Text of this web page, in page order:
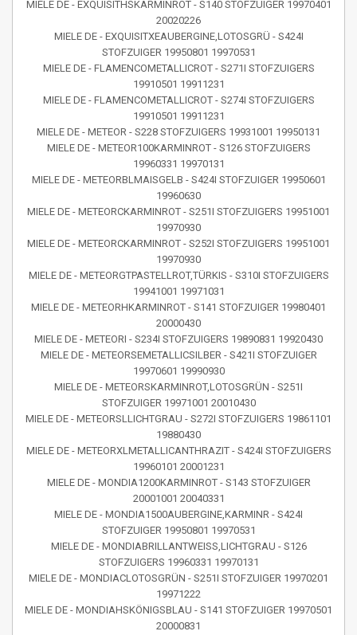
MIELE DE - EXQUISITHSKARMINROT - S140 STOFZUIGER 19970401
20020226
MIELE DE - EXQUISITXEAUBERGINE,LOTOSGRÜ - S424I
STOFZUIGER 19950801 19970531
MIELE DE - FLAMENCOMETALLICROT - S271I STOFZUIGERS
19910501 19911231
MIELE DE - FLAMENCOMETALLICROT - S274I STOFZUIGERS
19910501 19911231
MIELE DE - METEOR - S228 STOFZUIGERS 19931001 19950131
MIELE DE - METEOR100KARMINROT - S126 STOFZUIGERS
19960331 19970131
MIELE DE - METEORBLMAISGELB - S424I STOFZUIGER 19950601
19960630
MIELE DE - METEORCKARMINROT - S251I STOFZUIGERS 19951001
19970930
MIELE DE - METEORCKARMINROT - S252I STOFZUIGERS 19951001
19970930
MIELE DE - METEORGTPASTELLROT,TÜRKIS - S310I STOFZUIGERS
19941001 19971031
MIELE DE - METEORHKARMINROT - S141 STOFZUIGER 19980401
20000430
MIELE DE - METEORI - S234I STOFZUIGERS 19890831 19920430
MIELE DE - METEORSEMETALLICSILBER - S421I STOFZUIGER
19970601 19990930
MIELE DE - METEORSKARMINROT,LOTOSGRÜN - S251I
STOFZUIGER 19971001 20010430
MIELE DE - METEORSLLICHTGRAU - S272I STOFZUIGERS 19861101
19880430
MIELE DE - METEORXLMETALLICANTHRAZIT - S424I STOFZUIGERS
19960101 20001231
MIELE DE - MONDIA1200KARMINROT - S143 STOFZUIGER
20001001 20040331
MIELE DE - MONDIA1500AUBERGINE,KARMINR - S424I
STOFZUIGER 19950801 19970531
MIELE DE - MONDIABRILLANTWEISS,LICHTGRAU - S126
STOFZUIGERS 19960331 19970131
MIELE DE - MONDIACLOTOSGRÜN - S251I STOFZUIGER 19970201
19971222
MIELE DE - MONDIAHSKÖNIGSBLAU - S141 STOFZUIGER 19970501
20000831